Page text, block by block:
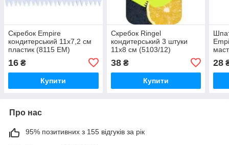
Скребок Empire
кондитерський 11х7,2 см
пластик (8115 EM)
16 ₴
Купити
Скребок Ringel
кондитерський 3 штуки
11х8 см (5103/12)
38₴
Купити
28
Про нас
95% позитивних з 155 відгуків за рік